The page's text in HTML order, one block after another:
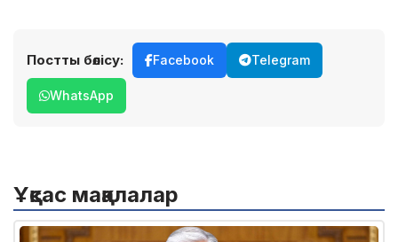
Постты бөлісу: Facebook Telegram
WhatsApp
Ұқсас мақалалар